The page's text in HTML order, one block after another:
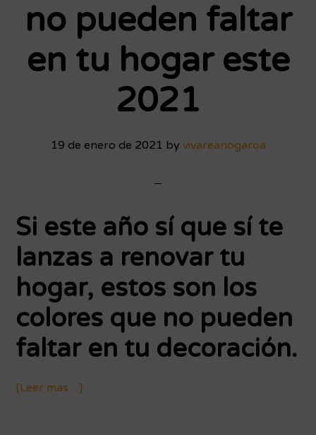
no pueden faltar
en tu hogar este
2021
19 de enero de 2021 by vivareanogaroa
Si este año sí que sí te
lanzas a renovar tu
hogar, estos son los
colores que no pueden
faltar en tu decoración.
[Leer más…]